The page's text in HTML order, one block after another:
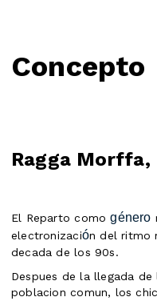
Concepto
Ragga Morffa,
El Reparto comogénero
electronización del ritmo
decada de los 90s.
Despues de la llegada
poblacion comun, los